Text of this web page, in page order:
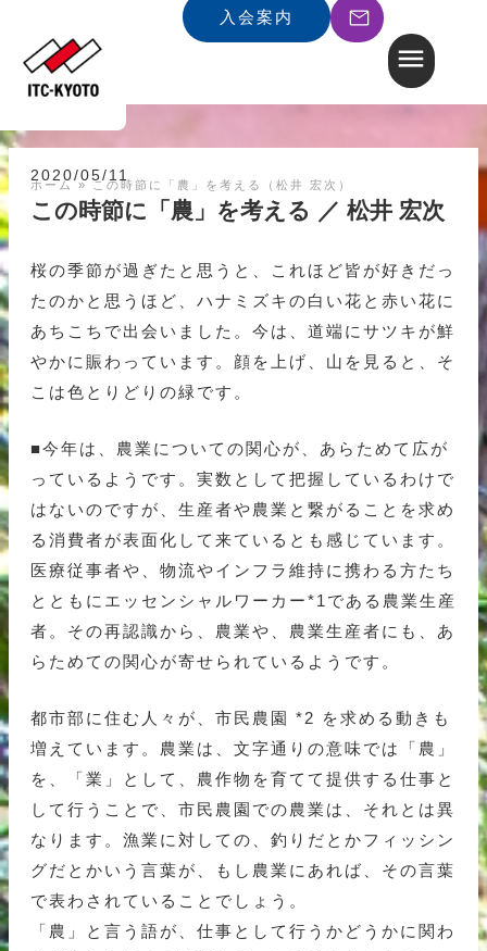
入会案内
ホーム » この時節に「農」を考える（松井 宏次）
2020/05/11
この時節に「農」を考える ／ 松井 宏次
桜の季節が過ぎたと思うと、これほど皆が好きだっ
たのかと思うほど、ハナミズキの白い花と赤い花に
あちこちで出会いました。今は、道端にサツキが鮮
やかに賑わっています。顔を上げ、山を見ると、そ
こは色とりどりの緑です。
■今年は、農業についての関心が、あらためて広が
っているようです。実数として把握しているわけで
はないのですが、生産者や農業と繋がることを求め
る消費者が表面化して来ているとも感じています。
医療従事者や、物流やインフラ維持に携わる方たち
とともにエッセンシャルワーカー*1である農業生産
者。その再認識から、農業や、農業生産者にも、あ
らためての関心が寄せられているようです。
都市部に住む人々が、市民農園 *2 を求める動きも
増えています。農業は、文字通りの意味では「農」
を、「業」として、農作物を育てて提供する仕事と
して行うことで、市民農園での農業は、それとは異
なります。漁業に対しての、釣りだとかフィッシン
グだとかいう言葉が、もし農業にあれば、その言葉
で表わされていることでしょう。
「農」と言う語が、仕事として行うかどうかに関わ